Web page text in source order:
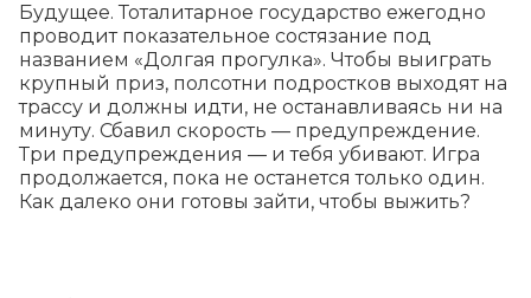
Будущее. Тоталитарное государство ежегодно
проводит показательное состязание под
названием «Долгая прогулка». Чтобы выиграть
крупный приз, полсотни подростков выходят на
трассу и должны идти, не останавливаясь ни на
минуту. Сбавил скорость — предупреждение.
Три предупреждения — и тебя убивают. Игра
продолжается, пока не останется только один.
Как далеко они готовы зайти, чтобы выжить?